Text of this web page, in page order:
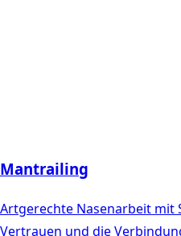
Mantrailing
Artgerechte Nasenarbeit mit
Vertrauen und die